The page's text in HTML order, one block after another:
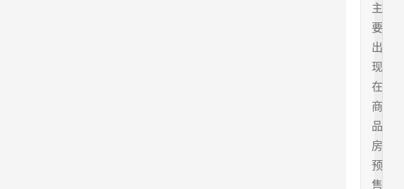
主
要
出
现
在
商
品
房
预
售